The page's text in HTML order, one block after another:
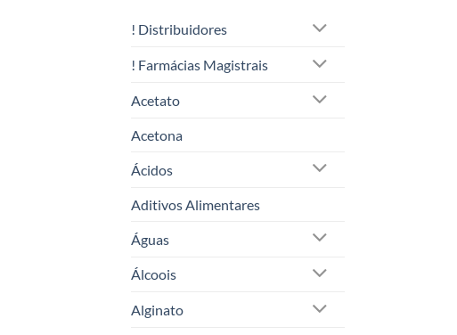
! Distribuidores
! Farmácias Magistrais
Acetato
Acetona
Ácidos
Aditivos Alimentares
Águas
Álcoois
Alginato